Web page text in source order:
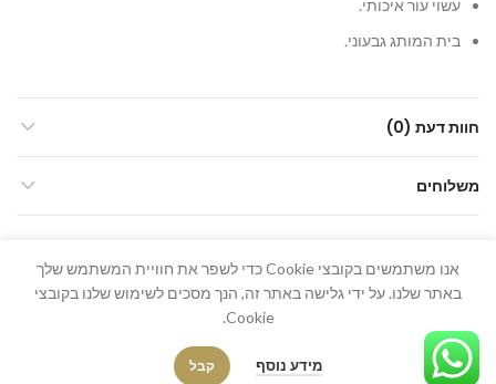
עשוי עור איכותי.
בית המותג גבעוני.
חוות דעת (0)
משלוחים
אנו משתמשים בקובצי Cookie כדי לשפר את חוויית המשתמש שלך
באתר שלנו. על ידי גלישה באתר זה, הנך מסכים לשימוש שלנו בקובצי
Cookie.
מידע נוסף קבל